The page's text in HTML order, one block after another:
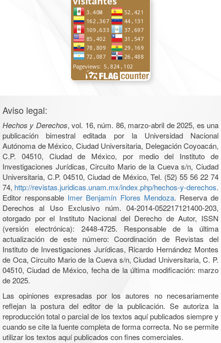
Aviso legal:
Hechos y Derechos, vol. 16, núm. 86, marzo-abril de 2025, es una
publicación bimestral editada por la Universidad Nacional
Autónoma de México, Ciudad Universitaria, Delegación Coyoacán,
C.P. 04510, Ciudad de México, por medio del Instituto de
Investigaciones Jurídicas, Circuito Mario de la Cueva s/n, Ciudad
Universitaria, C.P. 04510, Ciudad de México, Tel. (52) 55 56 22 74
74, http://revistas.juridicas.unam.mx/index.php/hechos-y-derechos.
Editor responsable Imer Benjamín Flores Mendoza. Reserva de
Derechos al Uso Exclusivo núm. 04-2014-052217121400-203,
otorgado por el Instituto Nacional del Derecho de Autor, ISSN
(versión electrónica): 2448-4725. Responsable de la última
actualización de este número: Coordinación de Revistas del
Instituto de Investigaciones Jurídicas, Ricardo Hernández Montes
de Oca, Circuito Mario de la Cueva s/n, Ciudad Universitaria, C. P.
04510, Ciudad de México, fecha de la última modificación: marzo
de 2025.
Las opiniones expresadas por los autores no necesariamente
reflejan la postura del editor de la publicación. Se autoriza la
reproducción total o parcial de los textos aquí publicados siempre y
cuando se cite la fuente completa de forma correcta. No se permite
utilizar los textos aquí publicados con fines comerciales.